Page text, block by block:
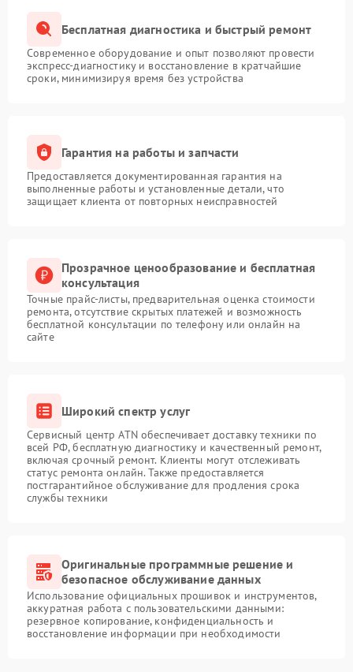
Бесплатная диагностика и быстрый ремонт
Современное оборудование и опыт позволяют провести
экспресс-диагностику и восстановление в кратчайшие
сроки, минимизируя время без устройства
Гарантия на работы и запчасти
Предоставляется документированная гарантия на
выполненные работы и установленные детали, что
защищает клиента от повторных неисправностей
Прозрачное ценообразование и бесплатная
консультация
Точные прайс-листы, предварительная оценка стоимости
ремонта, отсутствие скрытых платежей и возможность
бесплатной консультации по телефону или онлайн на
сайте
Широкий спектр услуг
Сервисный центр ATN обеспечивает доставку техники по
всей РФ, бесплатную диагностику и качественный ремонт,
включая срочный ремонт. Клиенты могут отслеживать
статус ремонта онлайн. Также предоставляется
постгарантийное обслуживание для продления срока
службы техники
Оригинальные программные решение и
безопасное обслуживание данных
Использование официальных прошивок и инструментов,
аккуратная работа с пользовательскими данными:
резервное копирование, конфиденциальность и
восстановление информации при необходимости